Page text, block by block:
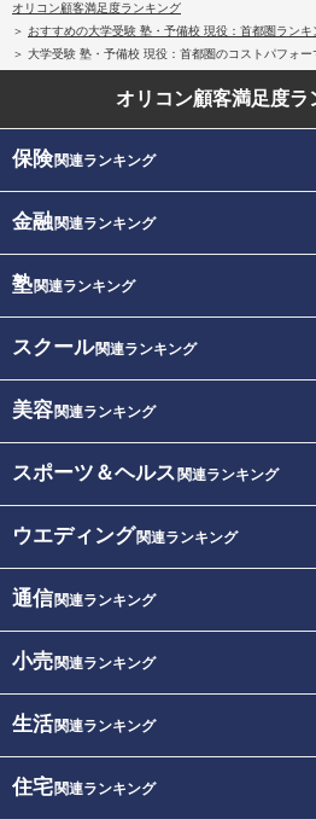
オリコン顧客満足度ランキング
おすすめの大学受験 塾・予備校 現役：首都圏ランキ
大学受験 塾・予備校 現役：首都圏のコストパフォ
オリコン顧客満足度ラ
保険関連ランキング
金融関連ランキング
塾関連ランキング
スクール関連ランキング
美容関連ランキング
スポーツ＆ヘルス 関連ランキング
ウエディング関連ランキング
通信関連ランキング
小売関連ランキング
生活関連ランキング
住宅関連ランキング